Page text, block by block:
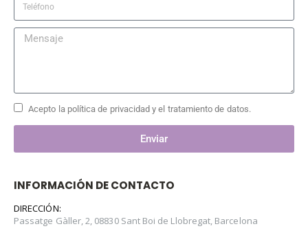
Acepto la política de privacidad y el tratamiento de datos.
Enviar
INFORMACIÓN DE CONTACTO
DIRECCIÓN:
Passatge Gàller, 2, 08830 Sant Boi de Llobregat, Barcelona